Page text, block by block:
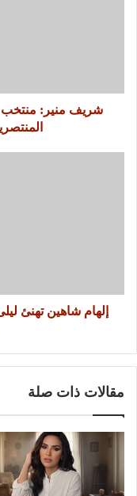
شريف منير: منتخب
إلهام شاهين تهنئ
مقالات ذات صلة